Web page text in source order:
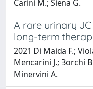
Carini M.; Siena G.
A rare urinary
long-term
2021 Di Maida F.;
Mencarini J.; Borchi
Minervini A.